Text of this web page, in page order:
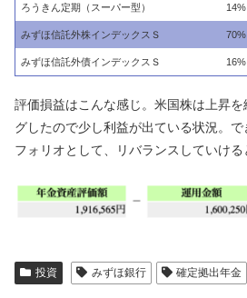
ろうきん定期（スーパー型） 14%
みずほ信託外株インデックスＳ 70%
みずほ信託外債インデックスＳ 16%
評価損益はこんな感じ。米国株は上昇
グしたので少し利益が出ている状況。
フォリオとして、リバランスしていける
投資 みずほ銀行 確定拠出年金